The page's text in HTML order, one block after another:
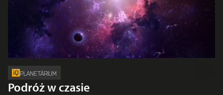
PLANETÁRIUM
Podróż w czasie